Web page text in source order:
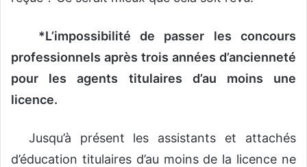
*L’impossibilité de passer les concours
professionnels après trois années d’ancienneté
pour les agents titulaires d’au moins une
licence.
Jusqu’à présent les assistants et attachés
d’éducation titulaires d’au moins de la licence ne